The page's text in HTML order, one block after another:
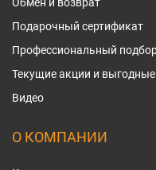
Подарочный сертификат
Профессиональный
Текущие акции и
Видео
О КОМПАНИИ